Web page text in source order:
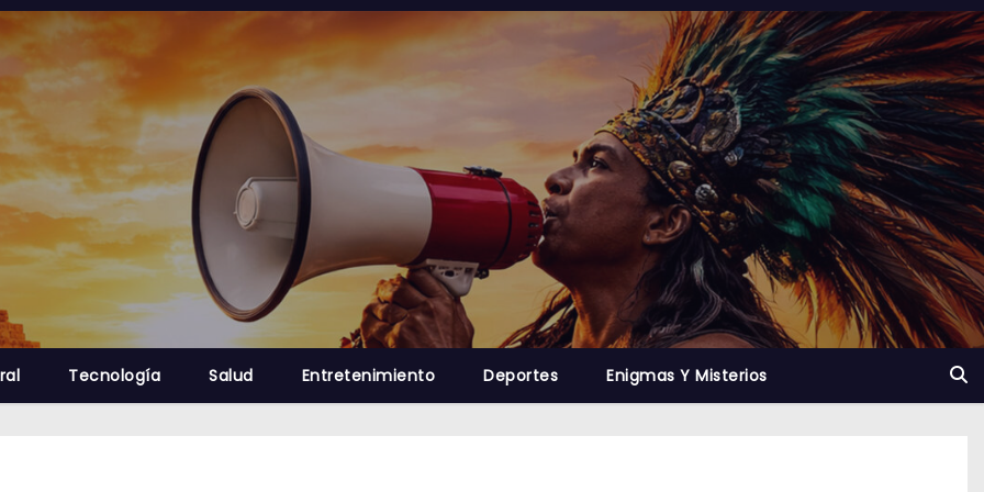
Tecnología Salud Entretenimiento Deportes Enigmas Y Misterios